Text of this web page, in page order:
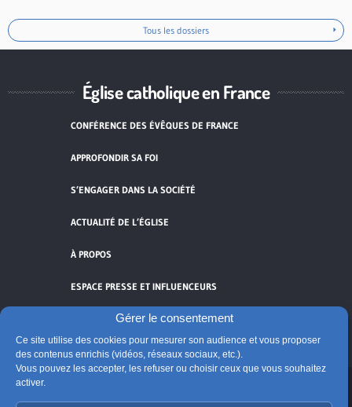
Gérer le consentement
Ce site utilise des cookies pour mesurer son audience et vous proposer
des contenus enrichis (vidéos, réseaux sociaux, etc.).
Vous pouvez les accepter, les refuser ou choisir ceux que vous souhaitez
activer.
Tous les dossiers
Église catholique en France
CONFÉRENCE DES ÉVÊQUES DE FRANCE
APPROFONDIR SA FOI
S’ENGAGER DANS LA SOCIÉTÉ
ACTUALITÉ DE L’ÉGLISE
À PROPOS
ESPACE PRESSE ET INFLUENCEURS
Cliquez pour accepter les cookies de